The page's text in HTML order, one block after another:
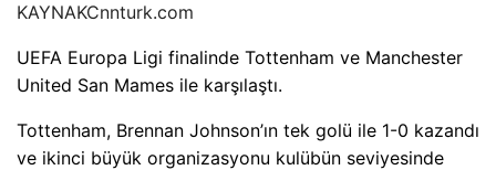
KAYNAKCnnturk.com
UEFA Europa Ligi finalinde Tottenham ve Manchester
United San Mames ile karşılaştı.
Tottenham, Brennan Johnson’ın tek golü ile 1-0 kazandı
ve ikinci büyük organizasyonu kulübün seviyesinde